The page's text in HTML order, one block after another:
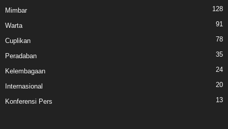
Mimbar 128
Warta 91
Cuplikan 78
Peradaban 35
Kelembagaan 24
Internasional 20
Konferensi Pers 13